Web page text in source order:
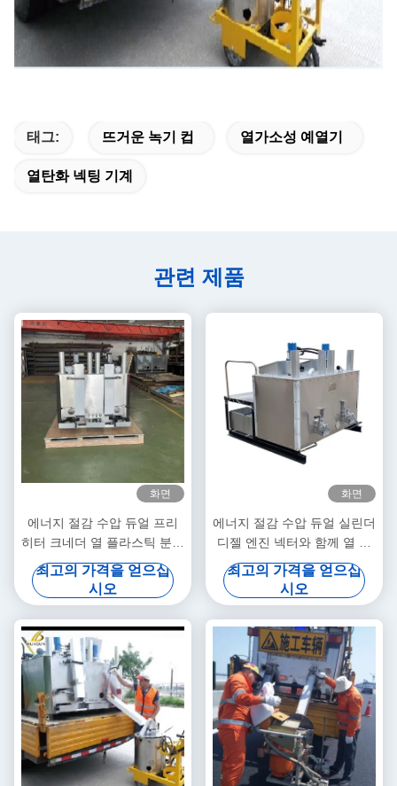
태그: 뜨거운 녹기 컵 열가소성 예열기
열탄화 넥팅 기계
관련 제품
화면
에너지 절감 수압 듀얼 프리
히터 크네더 열 플라스틱 분말
녹기 용량
최고의 가격을 얻으십
시오
화면
에너지 절감 수압 듀얼 실린더
디젤 엔진 넥터와 함께 열 플
라스틱 페인트 사전 난방
최고의 가격을 얻으십
시오